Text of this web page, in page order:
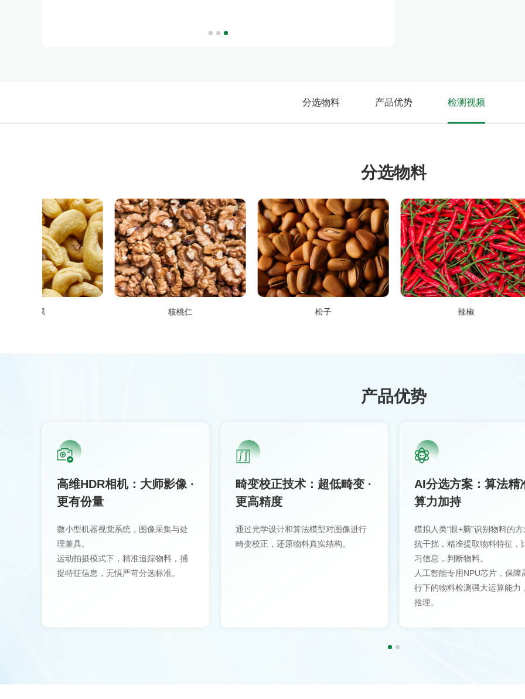
分选物料 产品优势 检测视频
分选物料
核桃仁 松子 辣椒
产品优势
高维HDR相机：大师影像 ·
更有份量
微小型机器视觉系统，图像采集与处
理兼具。
运动拍摄模式下，精准追踪物料，捕
捉特征信息，无惧严苛分选标准。
畸变校正技术：超低畸变 ·
更高精度
通过光学设计和算法模型对图像进行
畸变校正，还原物料真实结构。
AI分选方案：算法精
算力加持
模拟人类“眼+脑”识别物料的
抗干扰，精准提取物料特征，
习信息，判断物料。
人工智能专用NPU芯片，保障
行下的物料检测强大运算能力
推理。